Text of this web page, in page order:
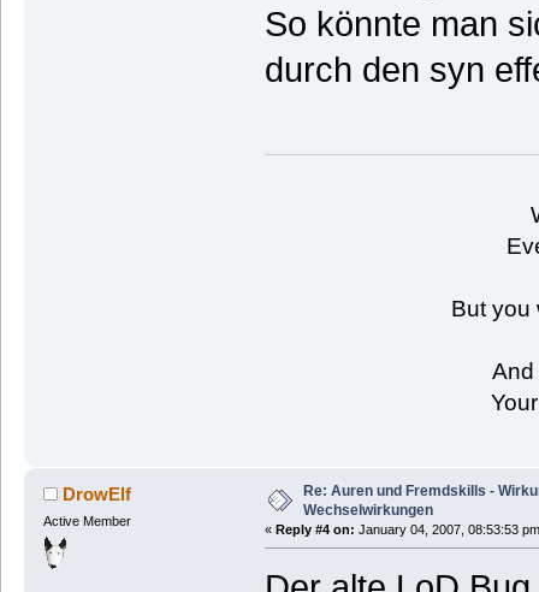
So könnte man
durch den syn
But you
And
DrowElf
Active Member
Re: Auren und Fremdskills -
Wechselwirkungen
« Reply #4 on: January 04, 2007, 08:53:53